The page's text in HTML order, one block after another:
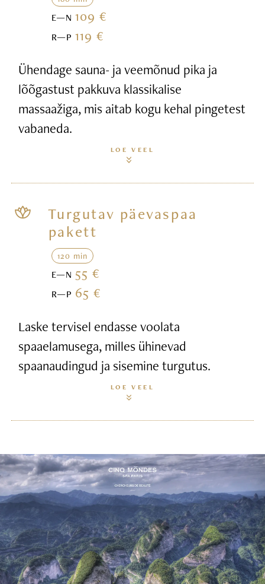
E—N109 €
R—P119 €
Ühendage sauna- ja veemõnud pika ja
lõõgastust pakkuva klassikalise
massaažiga, mis aitab kogu kehal pingetest
vabaneda.
LOE VEEL
Turgutav päevaspaa
pakett
120 min
E—N 55 €
R—P 65 €
Laske tervisel endasse voolata
spaaelamusega, milles ühinevad
spaanaudingud ja sisemine turgutus.
LOE VEEL